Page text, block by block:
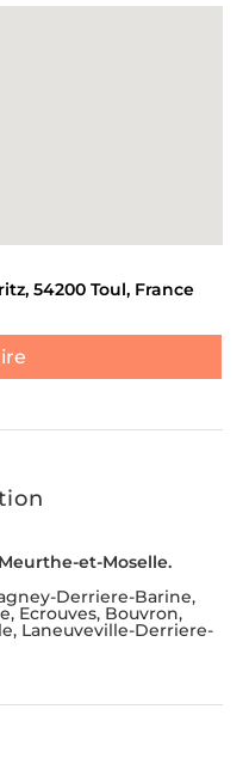
54200 Toul, France
et-Moselle.
Derriere-Barine,
Ecrouves, Bouvron,
Laneuveville-Derriere-